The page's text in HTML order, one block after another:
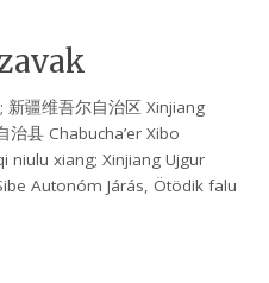
新疆维吾尔自治区 Xinjiang
治县 Chabucha’er Xibo
niulu xiang; Xinjiang Ujgur
Autonóm Járás, Ötödik falu